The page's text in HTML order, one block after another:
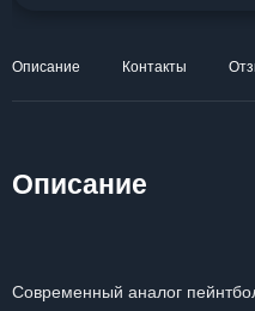
Описание Контакты
Описание
Современный аналог